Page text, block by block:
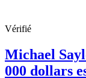
Vérifié
Michael
000 dollars